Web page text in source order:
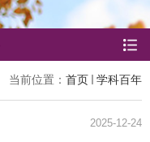
当前位置： 首页 学科百年
2025-12-24